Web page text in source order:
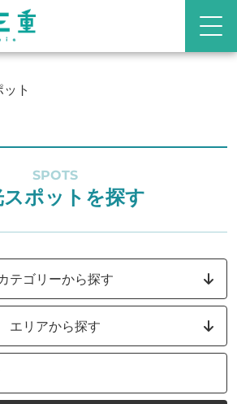
ト
SPOTS
スポットを探す
テゴリーから探す
エリアから探す